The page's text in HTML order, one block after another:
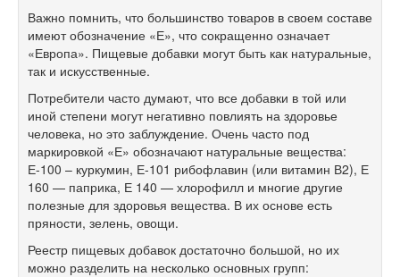
Важно помнить, что большинство товаров в своем составе
имеют обозначение «Е», что сокращенно означает
«Европа». Пищевые добавки могут быть как натуральные,
так и искусственные.
Потребители часто думают, что все добавки в той или
иной степени могут негативно повлиять на здоровье
человека, но это заблуждение. Очень часто под
маркировкой «Е» обозначают натуральные вещества:
Е-100 – куркумин, Е-101 рибофлавин (или витамин В2), Е
160 — паприка, Е 140 — хлорофилл и многие другие
полезные для здоровья вещества. В их основе есть
пряности, зелень, овощи.
Реестр пищевых добавок достаточно большой, но их
можно разделить на несколько основных групп: